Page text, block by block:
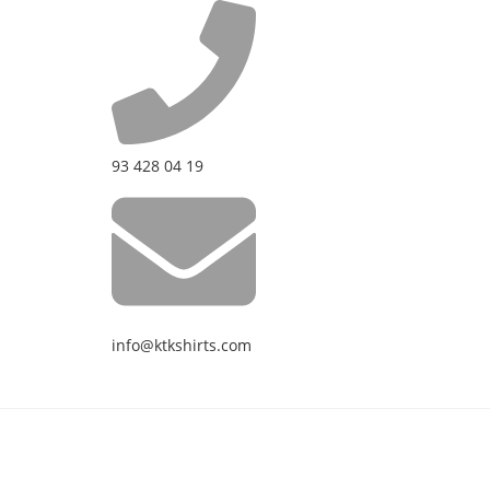
93 428 04 19
info@ktkshirts.com